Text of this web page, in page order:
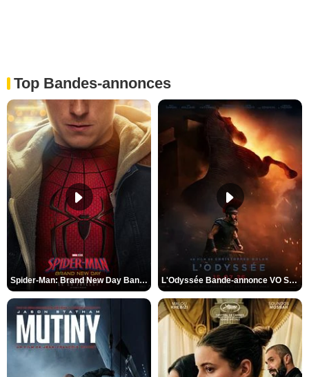
Top Bandes-annonces
Spider-Man: Brand New Day Bande-annonce VO STFR L'Odyssée Bande-annonce VO STFR